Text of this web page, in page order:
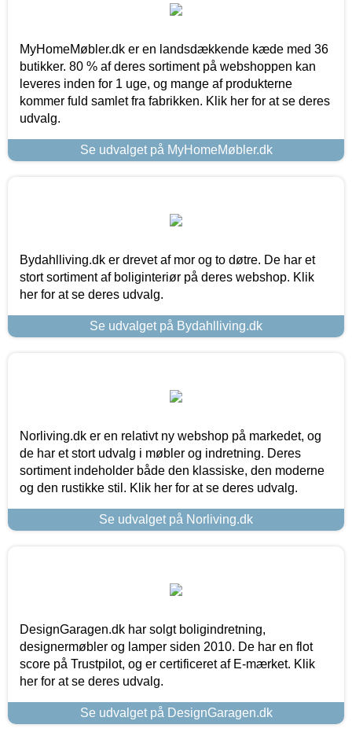
MyHomeMøbler.dk er en landsdækkende kæde med 36
butikker. 80 % af deres sortiment på webshoppen kan
leveres inden for 1 uge, og mange af produkterne
kommer fuld samlet fra fabrikken. Klik her for at se deres
udvalg.
Se udvalget på MyHomeMøbler.dk
Bydahlliving.dk er drevet af mor og to døtre. De har et
stort sortiment af boliginteriør på deres webshop. Klik
her for at se deres udvalg.
Se udvalget på Bydahlliving.dk
Norliving.dk er en relativt ny webshop på markedet, og
de har et stort udvalg i møbler og indretning. Deres
sortiment indeholder både den klassiske, den moderne
og den rustikke stil. Klik her for at se deres udvalg.
Se udvalget på Norliving.dk
DesignGaragen.dk har solgt boligindretning,
designermøbler og lamper siden 2010. De har en flot
score på Trustpilot, og er certificeret af E-mærket. Klik
her for at se deres udvalg.
Se udvalget på DesignGaragen.dk